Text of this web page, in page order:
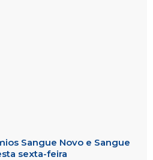
Sangue Novo e Sangue
sexta-feira